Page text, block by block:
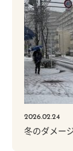
2026.02.24
冬のダメー